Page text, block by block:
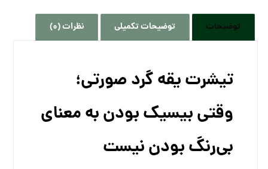
توضیحات توضیحات تکمیلی نظرات (0)
تیشرت یقه گرد صورتی؛
وقتی بیسیک بودن به معنای
بی‌رنگ بودن نیست